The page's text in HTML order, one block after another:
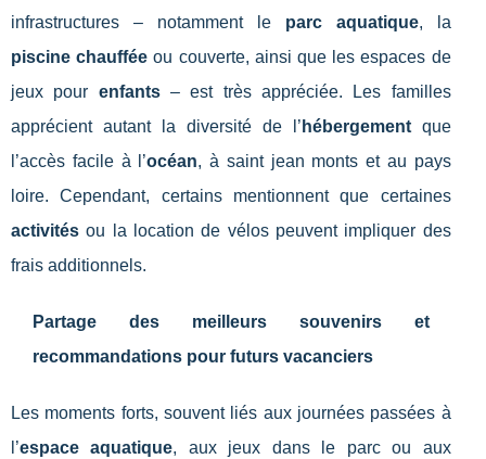
infrastructures – notamment le parc aquatique, la
piscine chauffée ou couverte, ainsi que les espaces de
jeux pour enfants– est très appréciée. Les familles
apprécient autant la diversité de l’ hébergementque
l’accès facile à l’océan, à saint jean monts et au pays
loire. Cependant, certains mentionnent que certaines
activités ou la location de vélos peuvent impliquer des
frais additionnels.
Partage des meilleurs souvenirs et
recommandations pour futurs vacanciers
Les moments forts, souvent liés aux journées passées à
l’espace aquatique, aux jeux dans le parc ou aux